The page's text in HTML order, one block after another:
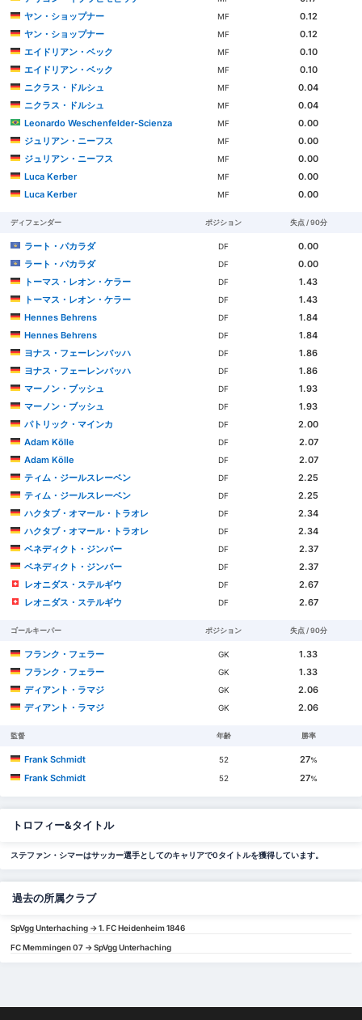
ヤン・ショップナー
MF
0.12
ヤン・ショップナー
MF
0.12
エイドリアン・ベック
MF
0.10
エイドリアン・ベック
MF
0.10
ニクラス・ドルシュ
MF
0.04
ニクラス・ドルシュ
MF
0.04
Leonardo Weschenfelder-Scienza
MF
0.00
ジュリアン・ニーフス
MF
0.00
ジュリアン・ニーフス
MF
0.00
Luca Kerber
MF
0.00
Luca Kerber
MF 0.00
ディフェンダー ポジション 失点 / 90分
ラート・パカラダ DF
0.00
ラート・パカラダ
DF
0.00
トーマス・レオン・ケラー
DF
1.43
トーマス・レオン・ケラー
DF
1.43
Hennes Behrens
DF
1.84
Hennes Behrens
DF
1.84
ヨナス・フェーレンバッハ
DF
1.86
ヨナス・フェーレンバッハ
DF
1.86
マーノン・ブッシュ
DF
1.93
マーノン・ブッシュ
DF
1.93
パトリック・マインカ
DF
2.00
Adam Kölle
DF
2.07
Adam Kölle
DF
2.07
ティム・ジールスレーベン
DF
2.25
ティム・ジールスレーベン
DF
2.25
ハクタブ・オマール・トラオレ
DF
2.34
ハクタブ・オマール・トラオレ
DF
2.34
ベネディクト・ジンバー
DF
2.37
ベネディクト・ジンバー
DF
2.37
レオニダス・ステルギウ
DF
2.67
レオニダス・ステルギウ
DF 2.67
ゴールキーパー ポジション 失点 / 90分
フランク・フェラー GK
1.33
フランク・フェラー
GK
1.33
ディアント・ラマジ
GK
2.06
ディアント・ラマジ
GK 2.06
監督 年齢 勝率
Frank Schmidt 52 27%
Frank Schmidt 52 27%
トロフィー&タイトル
ステファン・シマーはサッカー選手としてのキャリアで0タイトルを獲得しています。
過去の所属クラブ
SpVgg Unterhaching -> 1. FC Heidenheim 1846
FC Memmingen 07 -> SpVgg Unterhaching